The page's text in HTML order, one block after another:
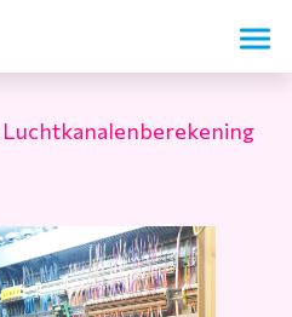
Luchtkanalenberekening